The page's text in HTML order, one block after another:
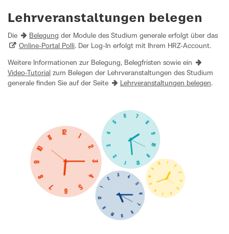
Lehrveranstaltungen belegen
Die Belegung der Module des Studium generale erfolgt über das
Online-Portal Polli. Der Log-In erfolgt mit Ihrem HRZ-Account.
Weitere Informationen zur Belegung, Belegfristen sowie ein
Video-Tutorial zum Belegen der Lehrveranstaltungen des Studium
generale finden Sie auf der Seite
Lehrveranstaltungen belegen.